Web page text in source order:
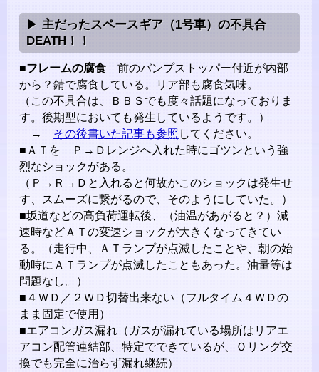
主だったスペースギア（1号車）の不具合
DEATH！！
■フレームの腐食 前のバンプストッパー付近が内部
から？錆で腐食している。リア部も腐食気味。
（この不具合は、ＢＢＳでも度々話題になっておりま
す。後期型においても発生しているようです。）
→ その後書いた記事も参照 してください。
■ＡＴを Ｐ→Ｄレンジへ入れた時にゴツンという強
烈なショックがある。
（Ｐ→Ｒ→Ｄと入れると何故かこのショックは発生せ
す、スムーズに繋がるので、そのようにしていた。）
■坂道などの高負荷運転後、（油温があがると？）減
速時などＡＴの変速ショックが大きくなってきてい
る。（走行中、ＡＴランプが点滅したことや、朝の始
動時にＡＴランプが点滅したこともあった。油量等は
問題なし。）
■４ＷＤ／２ＷＤ切替出来ない（フルタイム４ＷＤの
まま固定で使用）
■エアコンガス漏れ（ガスが漏れている場所はリアエ
アコン配管連結部、特定でできているが、Ｏリング交
換でも完全に治らず漏れ継続）